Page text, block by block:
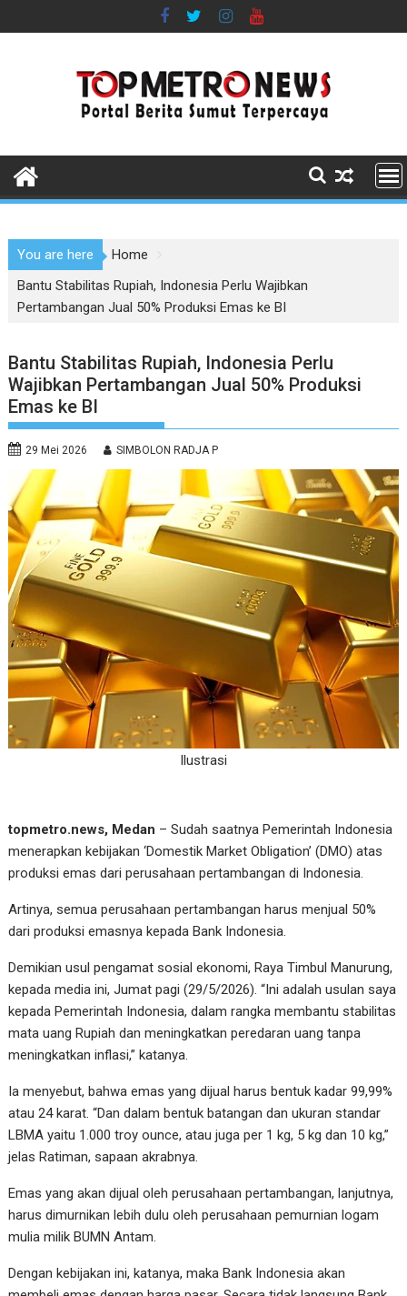
to
You are here
Home
Bantu Stabilitas Rupiah, Indonesia Perlu Wajibkan
Pertambangan Jual 50% Produksi Emas ke BI
Bantu Stabilitas Rupiah, Indonesia Perlu
Wajibkan Pertambangan Jual 50% Produksi
Emas ke BI
29 Mei 2026 SIMBOLON RADJA P
Ilustrasi
topmetro.news, Medan – Sudah saatnya Pemerintah Indonesia
menerapkan kebijakan ‘Domestik Market Obligation’ (DMO) atas
produksi emas dari perusahaan pertambangan di Indonesia.
Artinya, semua perusahaan pertambangan harus menjual 50%
dari produksi emasnya kepada Bank Indonesia.
Demikian usul pengamat sosial ekonomi, Raya Timbul Manurung,
kepada media ini, Jumat pagi (29/5/2026). “Ini adalah usulan saya
kepada Pemerintah Indonesia, dalam rangka membantu stabilitas
mata uang Rupiah dan meningkatkan peredaran uang tanpa
meningkatkan inflasi,” katanya.
Ia menyebut, bahwa emas yang dijual harus bentuk kadar 99,99%
atau 24 karat. “Dan dalam bentuk batangan dan ukuran standar
LBMA yaitu 1.000 troy ounce, atau juga per 1 kg, 5 kg dan 10 kg,”
jelas Ratiman, sapaan akrabnya.
Emas yang akan dijual oleh perusahaan pertambangan, lanjutnya,
harus dimurnikan lebih dulu oleh perusahaan pemurnian logam
mulia milik BUMN Antam.
Dengan kebijakan ini, katanya, maka Bank Indonesia akan